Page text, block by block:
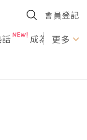
會員登記
成為U更多